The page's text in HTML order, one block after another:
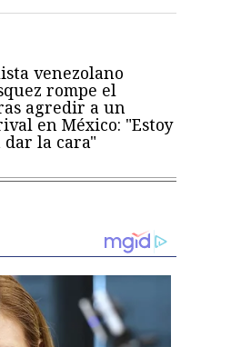
venezolano
rompe el
agredir a un
en México: "Estoy
la cara"